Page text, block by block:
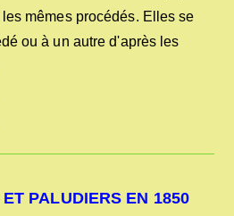
mêmes procédés. Elles se
ou à un autre d'après les
PALUDIERS EN 1850